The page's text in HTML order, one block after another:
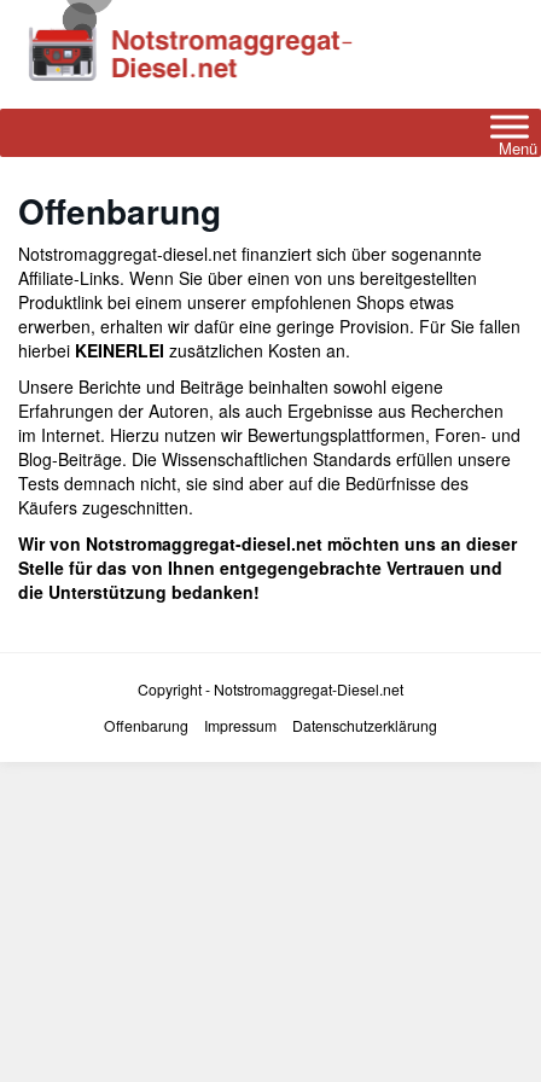
main
content
Menü
Offenbarung
Notstromaggregat-diesel.net finanziert sich über sogenannte
Affiliate-Links. Wenn Sie über einen von uns bereitgestellten
Produktlink bei einem unserer empfohlenen Shops etwas
erwerben, erhalten wir dafür eine geringe Provision. Für Sie fallen
hierbei KEINERLEI zusätzlichen Kosten an.
Unsere Berichte und Beiträge beinhalten sowohl eigene
Erfahrungen der Autoren, als auch Ergebnisse aus Recherchen
im Internet. Hierzu nutzen wir Bewertungsplattformen, Foren- und
Blog-Beiträge. Die Wissenschaftlichen Standards erfüllen unsere
Tests demnach nicht, sie sind aber auf die Bedürfnisse des
Käufers zugeschnitten.
Wir von Notstromaggregat-diesel.net möchten uns an dieser
Stelle für das von Ihnen entgegengebrachte Vertrauen und
die Unterstützung bedanken!
Copyright - Notstromaggregat-Diesel.net
Offenbarung
Impressum Datenschutzerklärung